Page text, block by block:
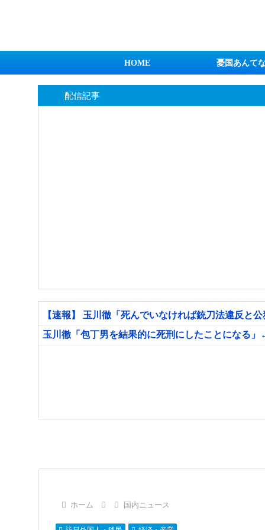
HOME 憂国あんて
配信記事
【速報】 玉川徹「死んでいなければ銃刀法違反と
玉川徹「包丁男を結果的に死刑にしたことになる
ホーム 国内ニュース